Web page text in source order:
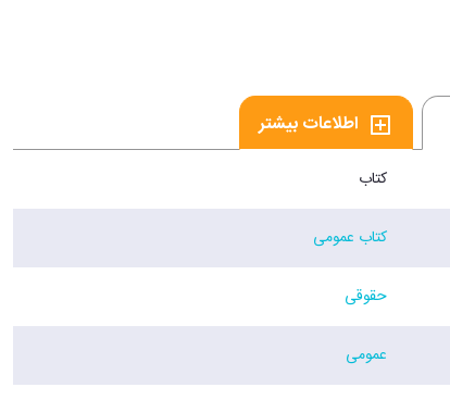
اطلاعات بیشتر
کتاب
کتاب عمومی
حقوقی
عمومی